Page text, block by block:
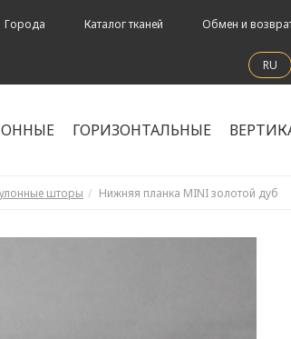
Города Каталог тканей Обмен и
RU
ГОРИЗОНТАЛЬНЫЕ
шторы Нижняя планка MINI золотой дуб